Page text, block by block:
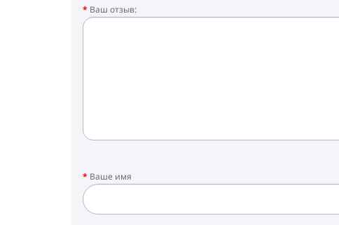
Ваш отзыв:
Ваше имя